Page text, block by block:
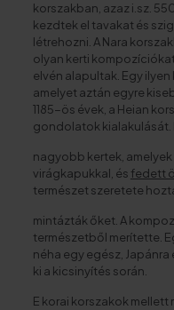
korszakban, azaz i.sz.
kezdtek el tavakat és
létrehozni. A Nara
olyan kerti
elvén alapultak. Egy
amelyet aztán egyre
1185-ös évek, a Heian
gondolatok kialakulását.
nagyobb kertek,
virágkapukkal, és fedett
természet szeretete
mintázták őket. A
természetből merítette.
néha egy egész,
ki a kicsinyítés során.
E korai korszakok